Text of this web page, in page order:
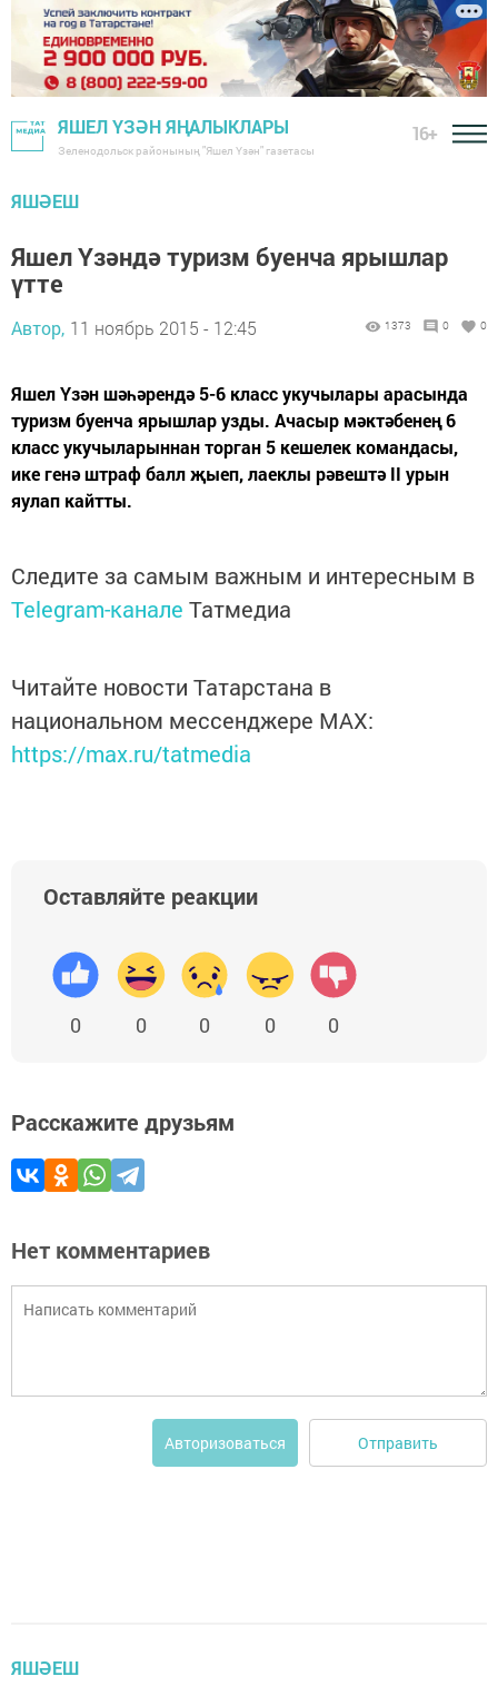
ЯШЕЛ ҮЗӘН ЯҢАЛЫКЛАРЫ
Зеленодольск районының "Яшел Үзән" газетасы
16+
ЯШӘЕШ
Яшел Үзәндә туризм буенча ярышлар
үтте
Автор, 11 ноябрь 2015 - 12:45 1373 0 0
Яшел Үзән шәһәрендә 5-6 класс укучылары арасында
туризм буенча ярышлар узды. Ачасыр мәктәбенең 6
класс укучыларыннан торган 5 кешелек командасы,
ике генә штраф балл җыеп, лаеклы рәвештә II урын
яулап кайтты.
Следите за самым важным и интересным в
Telegram-канале Татмедиа
Читайте новости Татарстана в
национальном мессенджере MАХ:
https://max.ru/tatmedia
Оставляйте реакции
0 0 0 0 0
Расскажите друзьям
Нет комментариев
Авторизоваться Отправить
ЯШӘЕШ